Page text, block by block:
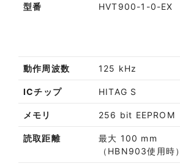
型番 HVT900-1-0-EX
動作周波数 125 kHz
ICチップ HITAG S
メモリ 256 bit EEPROM
読取距離
最大 100 mm
（HBN903使用時）